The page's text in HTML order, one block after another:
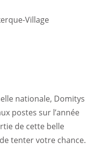
Village
nationale, Domitys
postes sur l’année
de cette belle
tenter votre chance.